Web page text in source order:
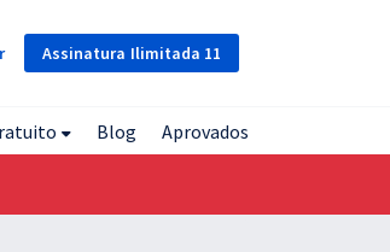
Assinatura Ilimitada 11
Blog Aprovados